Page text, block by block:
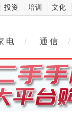
投资 培训 文化
电 / 通 信 /